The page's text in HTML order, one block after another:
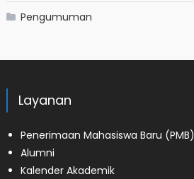
Pengumuman
Layanan
Penerimaan Mahasiswa Baru (PMB)
Alumni
Kalender Akademik